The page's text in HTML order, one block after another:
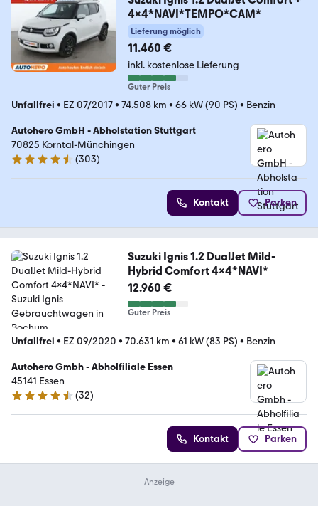
4x4*NAVI*TEMPO*CAM*
Lieferung möglich
11.460 €
inkl. kostenlose Lieferung
Guter Preis
Unfallfrei • EZ 07/2017• 74.508 km • 66 kW (90 PS) • Benzin
Autohero GmbH - Abholstation Stuttgart
70825 Korntal-Münchingen
4.4 Sterne
(303)
Kontakt Parken
Suzuki Ignis 1.2 DualJet Mild-
Hybrid Comfort 4x4*NAVI*
12.960 €
Guter Preis
Unfallfrei • EZ 09/2020 • 70.631 km • 61 kW (83 PS) • Benzin
Autohero Gmbh - Abholfiliale Essen
45141 Essen
4.7 Sterne
(32)
Kontakt Parken